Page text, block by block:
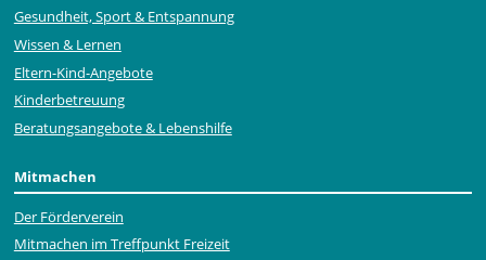
Gesundheit, Sport & Entspannung
Wissen & Lernen
Eltern-Kind-Angebote
Kinderbetreuung
Beratungsangebote & Lebenshilfe
Mitmachen
Der Förderverein
Mitmachen im Treffpunkt Freizeit